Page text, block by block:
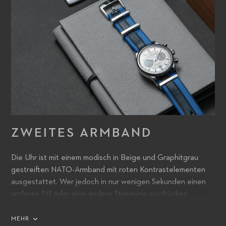
ZWEITES ARMBAND
Die Uhr ist mit einem modisch in Beige und Graphitgrau
gestreiften NATO-Armband mit roten Kontrastelementen
ausgestattet. Wer jedoch in nur wenigen Sekunden einen
anderen Stil oder eine andere Stimmung ausdrücken
Armband in zwei unterschiedlichen Blautönen freuen, das
MEHR